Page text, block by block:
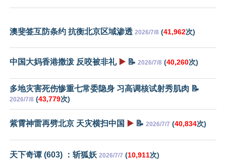
澳斐签互防条约 抗衡北京区域渗透 2026/7/8 (41,962次)
中国大妈香港撒泼 反咬被非礼 ▶️ 📝 2026/7/8 (40,260次)
多地灾害死伤惨重七常委隐身 习高调核试射秀肌肉 📝
2026/7/8 (43,779次)
紫霄神雷再劈北京 天灾横扫中国 ▶️ 📝 2026/7/7 (40,834次)
天下奇谭 (603) ：斩狐妖 2026/7/7 (10,911次)